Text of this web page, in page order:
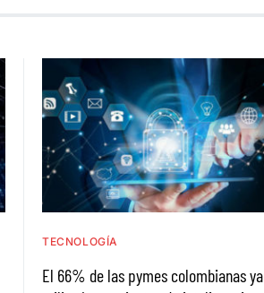
TECNOLOGÍA
El 66% de las pymes colombianas ya